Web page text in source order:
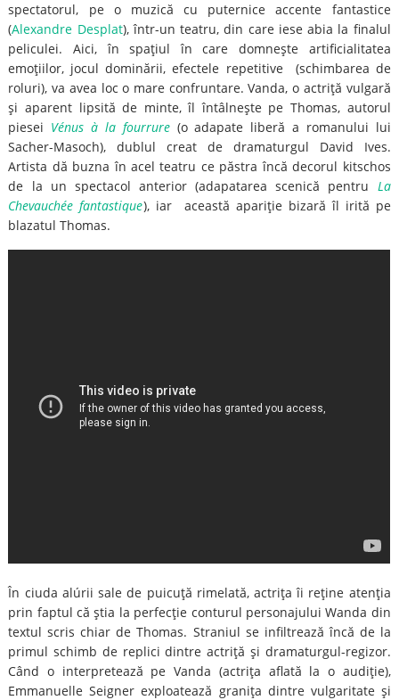
spectatorul, pe o muzică cu puternice accente fantastice
(Alexandre Desplat), într-un teatru, din care iese abia la finalul
peliculei. Aici, în spaţiul în care domneşte artificialitatea
emoţiilor, jocul dominării, efectele repetitive (schimbarea de
roluri), va avea loc o mare confruntare. Vanda, o actriţă vulgară
şi aparent lipsită de minte, îl întâlneşte pe Thomas, autorul
piesei Vénus à la fourrure (o adapate liberă a romanului lui
Sacher-Masoch), dublul creat de dramaturgul David Ives.
Artista dă buzna în acel teatru ce păstra încă decorul kitschos
de la un spectacol anterior (adapatarea scenică pentru La
Chevauchée fantastique), iar această apariţie bizară îl irită pe
blazatul Thomas.
În ciuda alúrii sale de puicuţă rimelată, actriţa îi reţine atenţia
prin faptul că ştia la perfecţie conturul personajului Wanda din
textul scris chiar de Thomas. Straniul se infiltrează încă de la
primul schimb de replici dintre actriţă şi dramaturgul-regizor.
Când o interpretează pe Vanda (actriţa aflată la o audiţie),
Emmanuelle Seigner exploatează graniţa dintre vulgaritate şi